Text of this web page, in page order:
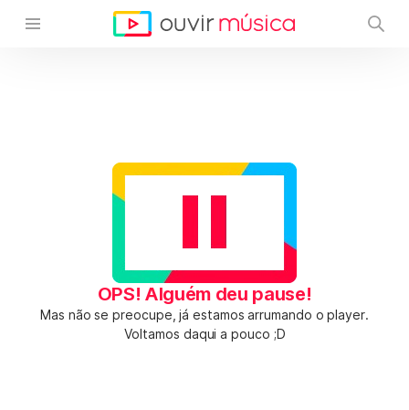
OPS! Alguém deu pause!
Mas não se preocupe, já estamos arrumando o player.
Voltamos daqui a pouco ;D